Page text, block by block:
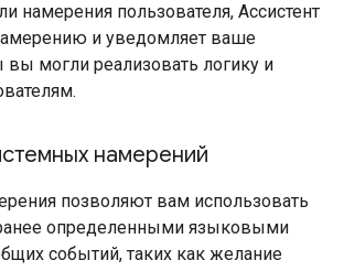
намерения пользователя, Ассистент
и уведомляет ваше
вы могли реализовать логику и
намерений
позволяют вам использовать
определенными языковыми
событий, таких как желание